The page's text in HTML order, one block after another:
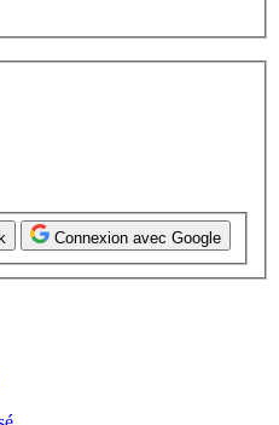
Connexion avec Google